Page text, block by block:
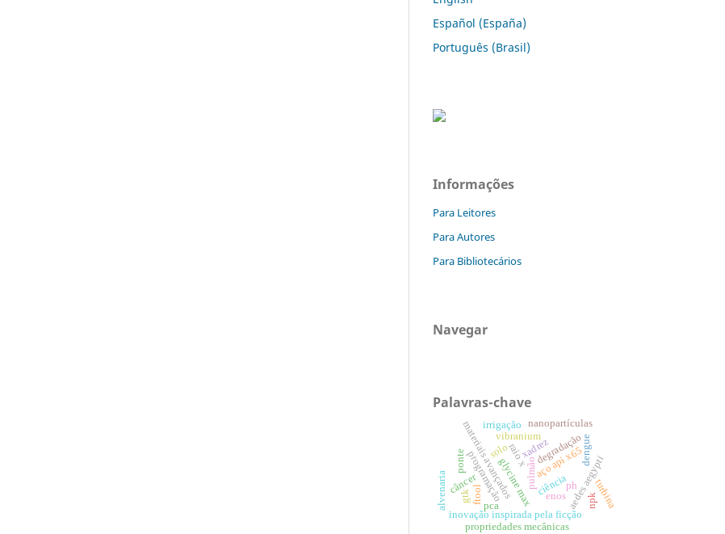
Español (España)
Português (Brasil)
Informações
Para Leitores
Para Autores
Para Bibliotecários
Navegar
Palavras-chave
xadrez
materiais avançados
pca
raio x
programação pulmão
câncer
vibranium
inovação inspirada pela ficção
aço api x65dengue
aedes aegypti
glycine max enos
irrigação
ciência
propriedades mecânicas
degradação
solo
npk
ph
nanopartículas
ponte
ftool turbina
gtk
alvenaria